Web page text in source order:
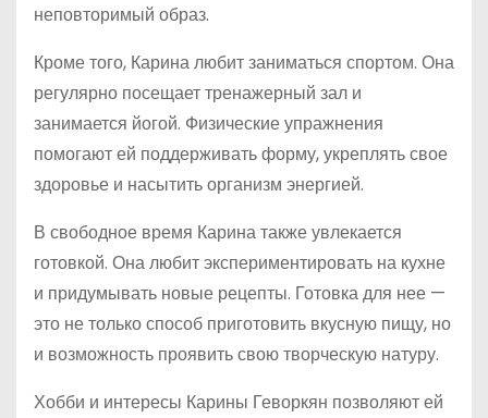
неповторимый образ.
Кроме того, Карина любит заниматься спортом. Она
регулярно посещает тренажерный зал и
занимается йогой. Физические упражнения
помогают ей поддерживать форму, укреплять свое
здоровье и насытить организм энергией.
В свободное время Карина также увлекается
готовкой. Она любит экспериментировать на кухне
и придумывать новые рецепты. Готовка для нее —
это не только способ приготовить вкусную пищу, но
и возможность проявить свою творческую натуру.
Хобби и интересы Карины Геворкян позволяют ей